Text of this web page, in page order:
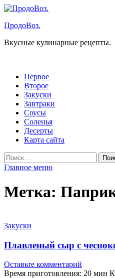
Перейти
содержимому
ПродоВоз.
Вкусные кулинарные рецепты.
Первое
Второе
Закуски
Завтраки
Соусы
Соленья
Десерты
Карта сайта
Найти:
Главное меню
Метка:
Закуски
Плавленый сыр с
Оставьте комментарий
Время приготовления: 20 мин